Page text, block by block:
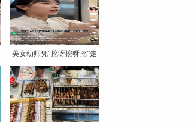
美女幼师凭“挖呀挖呀挖”走